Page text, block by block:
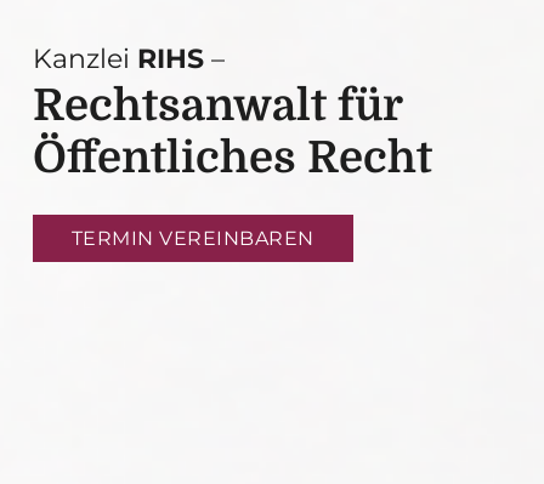
Kanzlei RIHS –
Rechtsanwalt für
Öffentliches Recht
TERMIN VEREINBAREN